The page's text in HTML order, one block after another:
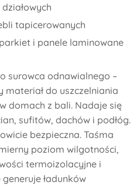
tapicerowanych
i panele laminowane
surowca odnawialnego –
materiał do uszczelniania
domach z bali. Nadaje się
sufitów, dachów i podłóg.
bezpieczna. Taśma
poziom wilgotności,
termoizolacyjne i
ładunków